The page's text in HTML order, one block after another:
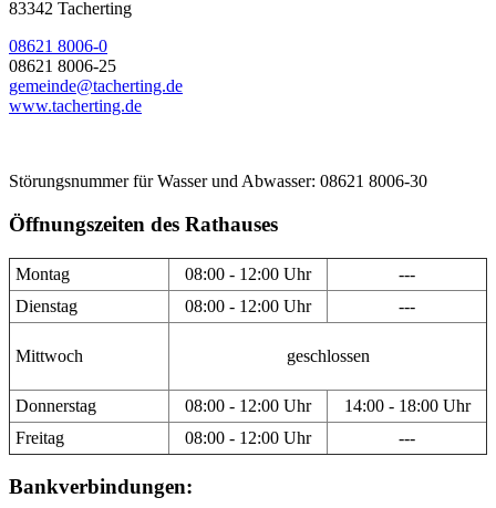
83342 Tacherting
08621 8006-0
08621 8006-25
gemeinde@tacherting.de
www.tacherting.de
Störungsnummer für Wasser und Abwasser: 08621 8006-30
Öffnungszeiten des Rathauses
Montag 08:00 - 12:00 Uhr
---
Dienstag
08:00 - 12:00 Uhr ---
Mittwoch geschlossen
Donnerstag 08:00 - 12:00 Uhr
14:00 - 18:00 Uhr
Freitag
08:00 - 12:00 Uhr ---
Bankverbindungen: